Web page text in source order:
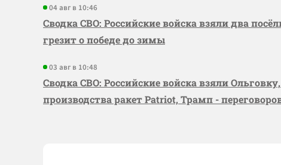
04 авг в 10:46
Сводка СВО: Российские войска взяли два
грезит о победе до зимы
03 авг в 10:48
Сводка СВО: Российские войска взяли
производства ракет Patriot, Трамп -